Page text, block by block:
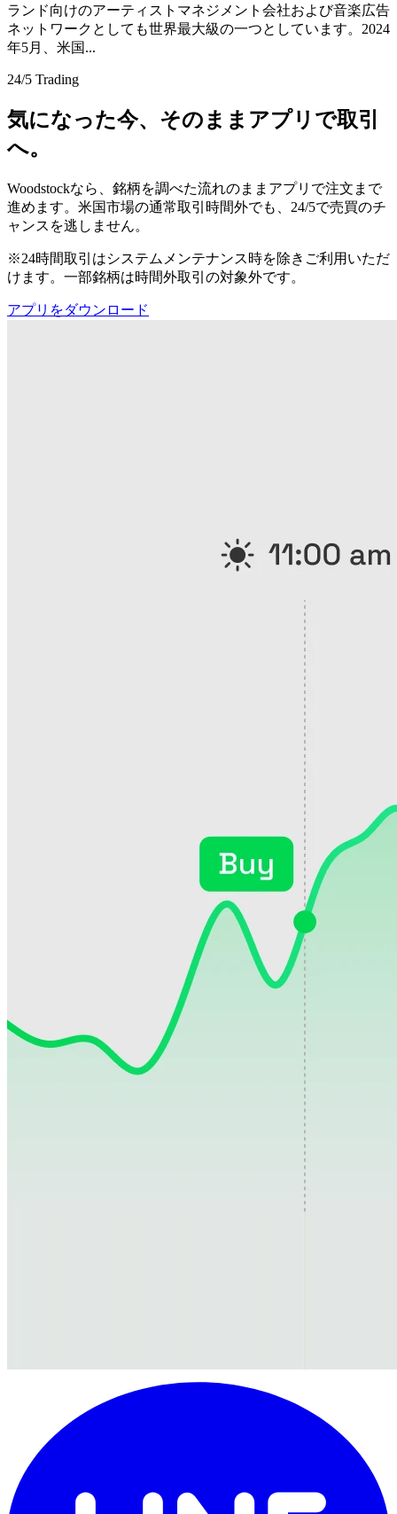
ランド向けのアーティストマネジメント会社および音楽広告
ネットワークとしても世界最大級の一つとしています。2024
年5月、米国...
24/5 Trading
気になった今、そのままアプリで取引
へ。
Woodstockなら、銘柄を調べた流れのままアプリで注文まで
進めます。米国市場の通常取引時間外でも、24/5で売買のチ
ャンスを逃しません。
※24時間取引はシステムメンテナンス時を除きご利用いただ
けます。一部銘柄は時間外取引の対象外です。
アプリをダウンロード